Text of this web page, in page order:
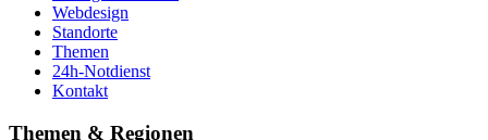
Webdesign
Standorte
Themen
24h-Notdienst
Kontakt
Themen & Regionen